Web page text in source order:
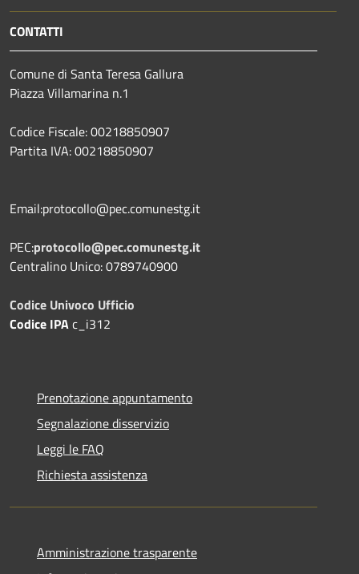
CONTATTI
Comune di Santa Teresa Gallura
Piazza Villamarina n.1
Codice Fiscale: 00218850907
Partita IVA: 00218850907
Email:protocollo@pec.comunestg.it
PEC:protocollo@pec.comunestg.it
Centralino Unico: 0789740900
Codice Univoco Ufficio
Codice IPAc_i312
Prenotazione appuntamento
Segnalazione disservizio
Leggi le FAQ
Richiesta assistenza
Amministrazione trasparente